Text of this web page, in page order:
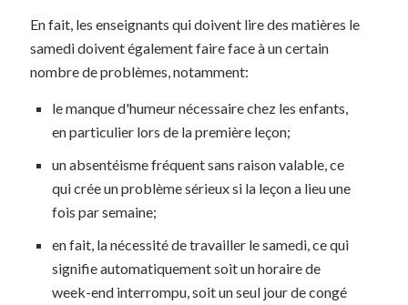
En fait, les enseignants qui doivent lire des matières le
samedi doivent également faire face à un certain
nombre de problèmes, notamment:
le manque d'humeur nécessaire chez les enfants,
en particulier lors de la première leçon;
un absentéisme fréquent sans raison valable, ce
qui crée un problème sérieux si la leçon a lieu une
fois par semaine;
en fait, la nécessité de travailler le samedi, ce qui
signifie automatiquement soit un horaire de
week-end interrompu, soit un seul jour de congé